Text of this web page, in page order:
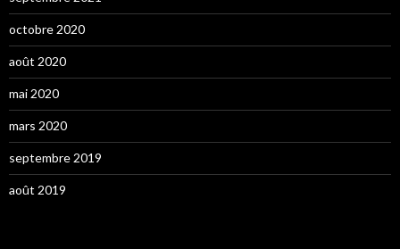
octobre 2020
août 2020
mai 2020
mars 2020
septembre 2019
août 2019